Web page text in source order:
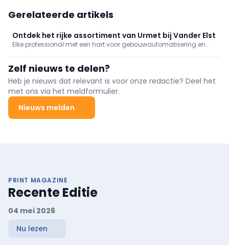
Gerelateerde artikels
Ontdek het rijke assortiment van Urmet bij Vander Elst
Elke professional met een hart voor gebouwautomatisering en
groothandel al 15 jaar trotse en exclusieve importeur van deze
Italiaanse topspeler.
Zelf nieuws te delen?
Heb je nieuws dat relevant is voor onze redactie? Deel het
met ons via het meldformulier.
Nieuws melden
PRINT MAGAZINE
Recente Editie
04 mei 2026
Nu lezen